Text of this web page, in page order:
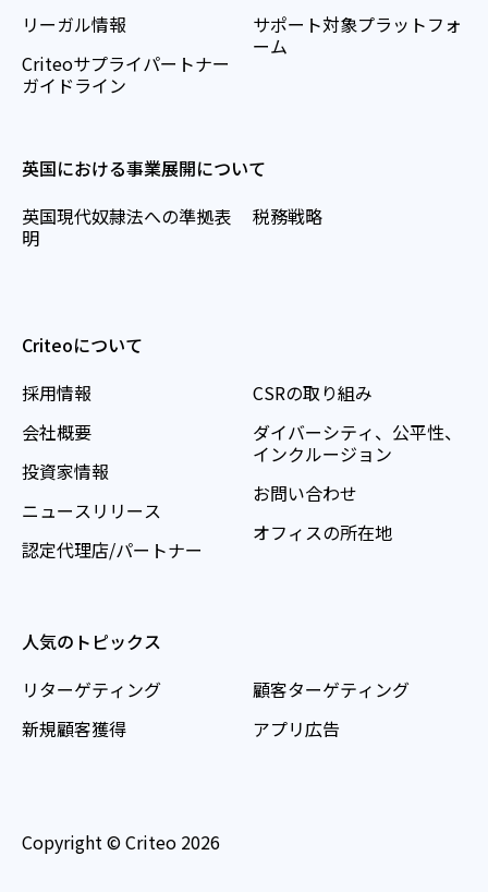
リーガル情報
Criteoサプライパートナー
ガイドライン
サポート対象プラットフォ
ーム
英国における事業展開について
英国現代奴隷法への準拠表
明
税務戦略
Criteoについて
採用情報
会社概要
投資家情報
ニュースリリース
認定代理店/パートナー
CSRの取り組み
ダイバーシティ、公平性、
インクルージョン
お問い合わせ
オフィスの所在地
人気のトピックス
リターゲティング
新規顧客獲得
顧客ターゲティング
アプリ広告
Copyright © Criteo 2026